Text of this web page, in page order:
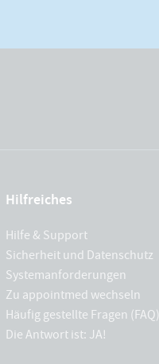
Hilfreiches
Hilfe & Support
Sicherheit und Datenschutz
Systemanforderungen
Zu appointmed wechseln
Häufig gestellte Fragen (FAQ)
Die Antwort ist: JA!